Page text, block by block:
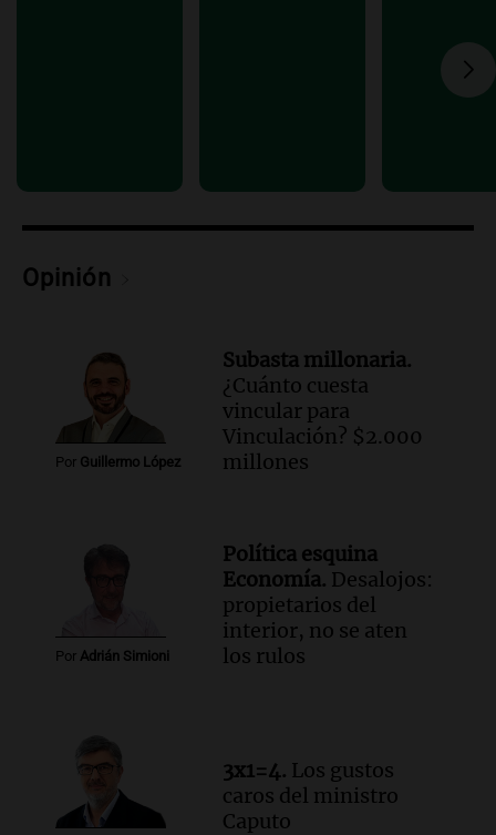
Opinión
Por Guillermo López
Subasta millonaria.
¿Cuánto cuesta
vincular para
Vinculación? $2.000
millones
Por Adrián Simioni
Política esquina
Economía. Desalojos:
propietarios del
interior, no se aten
los rulos
3x1=4. Los gustos
caros del ministro
Caputo